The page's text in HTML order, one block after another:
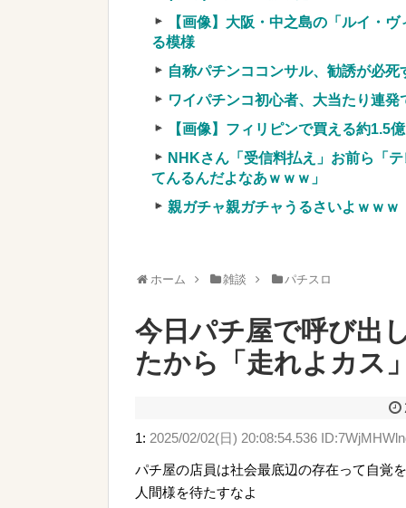
実質確率という罠
車上のテントでキャンプ 民泊施設
【競馬・難解】6/30(水)第44回帝
名機が生まれなかった悲しい枠
Powered by livedoor 相互RSS
【画像】大阪・中之島の「ルイ・
る模様
自称パチンココンサル、勧誘が必
ワイパチンコ初心者、大当たり連発
【画像】フィリピンで買える約1.5
NHKさん「受信料払え」お前ら「
てんるんだよなあｗｗｗ」
親ガチャ親ガチャうるさいよｗｗｗ
ホーム 雑談 パチスロ
今日パチ屋で呼び出
たから「走れよカス
1: 2025/02/02(日) 20:08:54.536
パチ屋の店員は社会最底辺の存在って自覚
人間様を待たすなよ